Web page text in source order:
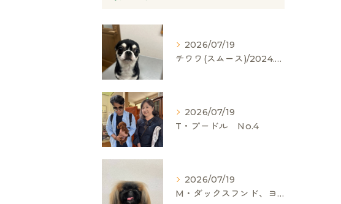
2026/07/19
チワワ(スムース)/2024.05.06/男の子/60,000(税別)
2026/07/19
T・プードル No.4
2026/07/19
M・ダックスフンド、ヨークシャーテリア、ペキニーズ、ポメラニアン